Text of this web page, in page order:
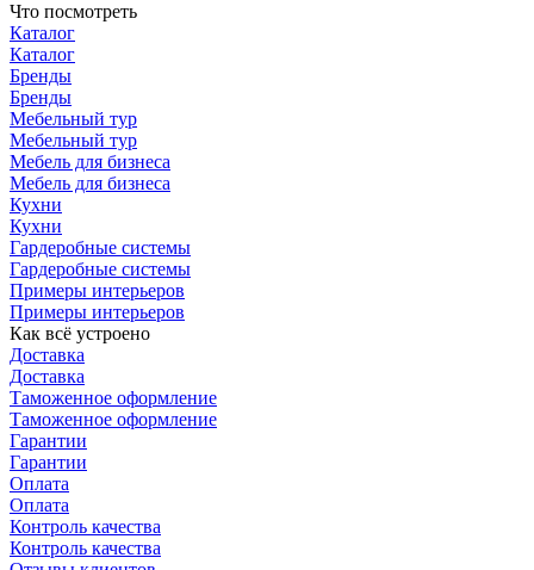
Что посмотреть
Каталог
Каталог
Бренды
Бренды
Мебельный тур
Мебельный тур
Мебель для бизнеса
Мебель для бизнеса
Кухни
Кухни
Гардеробные системы
Гардеробные системы
Примеры интерьеров
Примеры интерьеров
Как всё устроено
Доставка
Доставка
Таможенное оформление
Таможенное оформление
Гарантии
Гарантии
Оплата
Оплата
Контроль качества
Контроль качества